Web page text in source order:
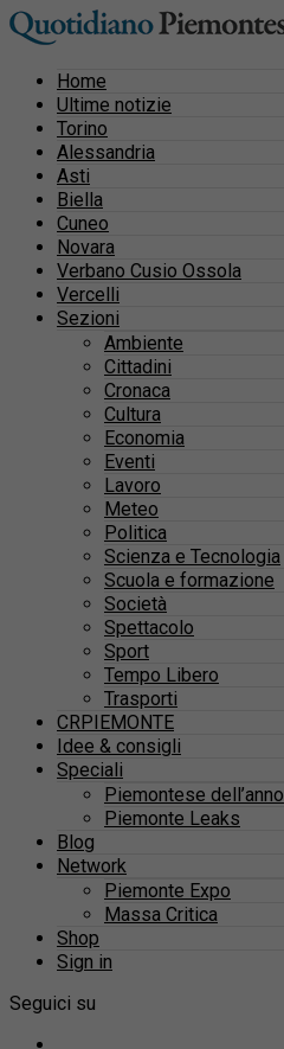
Home
Ultime notizie
Torino
Alessandria
Asti
Biella
Cuneo
Novara
Verbano Cusio Ossola
Vercelli
Sezioni
Ambiente
Cittadini
Cronaca
Cultura
Economia
Eventi
Lavoro
Meteo
Politica
Scienza e Tecnologia
Scuola e formazione
Società
Spettacolo
Sport
Tempo Libero
Trasporti
CRPIEMONTE
Idee & consigli
Speciali
Piemontese dell’anno
Piemonte Leaks
Blog
Network
Piemonte Expo
Massa Critica
Shop
Sign in
Seguici su